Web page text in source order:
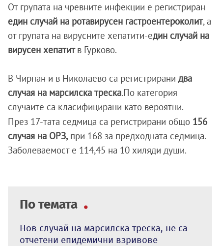
От групата на чревните инфекции е регистриран
един случай на ротавирусен гастроентероколит, а
от групата на вирусните хепатити-един случай на
вирусен хепатитв Гурково.
В Чирпан и в Николаево са регистрирани два
случая на марсилска треска.По категория
случаите са класифицирани като вероятни.
През 17-тата седмица са регистрирани общо 156
случая на ОРЗ, при 168 за предходната седмица.
Заболеваемост е 114,45 на 10 хиляди души.
По темата
Нов случай на марсилска треска, не са
отчетени епидемични взривове